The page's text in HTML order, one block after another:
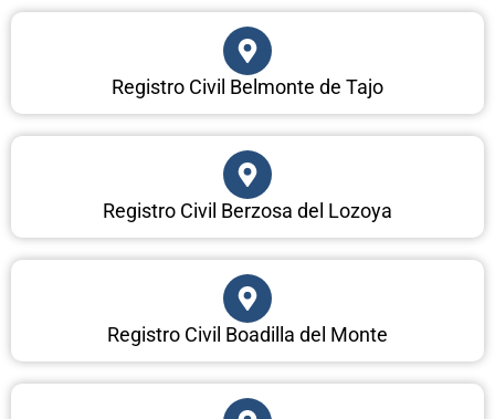
Registro Civil Belmonte de Tajo
Registro Civil Berzosa del Lozoya
Registro Civil Boadilla del Monte